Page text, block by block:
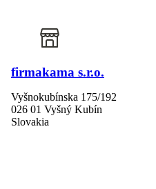
firmakama s.r.o.
Vyšnokubínska 175/192
026 01 Vyšný Kubín
Slovakia